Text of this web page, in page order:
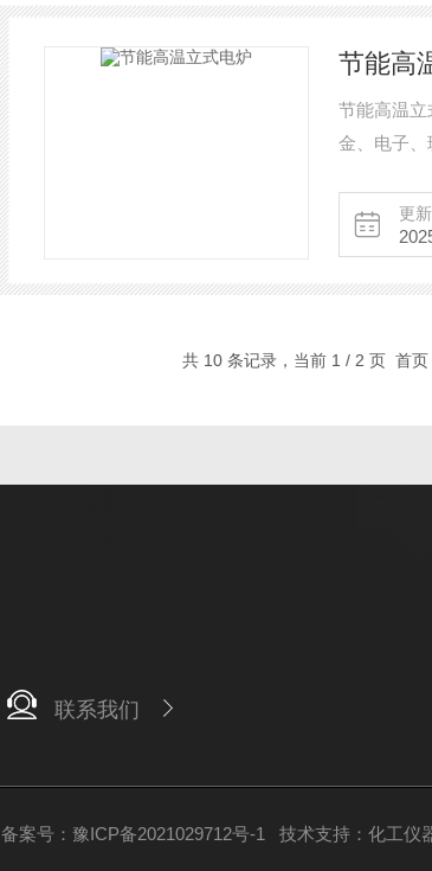
节能高
节能高温
金、电子
更
共 10 条记录，当前 1 / 2 页 首
联系我们
备案号：豫ICP备2021029712号-1 技术支持： 化工仪